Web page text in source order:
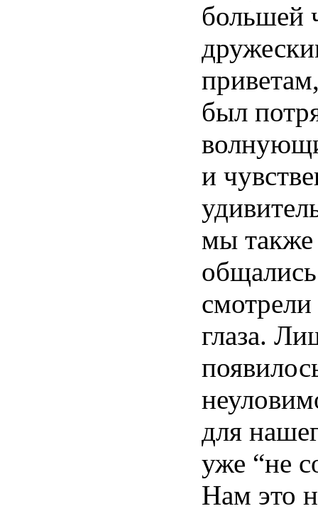
большей
приветам
был
и
мы также
общались
смотрели
глаза.
для
уже “не
Нам это